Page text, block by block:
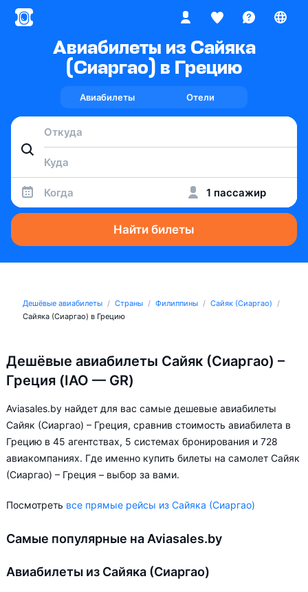
Авиабилеты из Сайяка
(Сиаргао) в Грецию
Авиабилеты Отели
Когда 1 пассажир
Найти билеты
Дешёвые авиабилеты Страны Филиппины
Сайяк (Сиаргао)
Сайяка (Сиаргао) в Грецию
Дешёвые авиабилеты Сайяк (Сиаргао) –
Греция (IAO — GR)
Aviasales.by найдет для вас самые дешевые авиабилеты
Сайяк (Сиаргао) – Греция, сравнив стоимость авиабилета в
Грецию в 45 агентствах, 5 системах бронирования и 728
авиакомпаниях. Где именно купить билеты на самолет Сайяк
(Сиаргао) – Греция – выбор за вами.
Посмотреть все прямые рейсы из Сайяка (Сиаргао)
Самые популярные на Aviasales.by
Авиабилеты из Сайяка (Сиаргао)